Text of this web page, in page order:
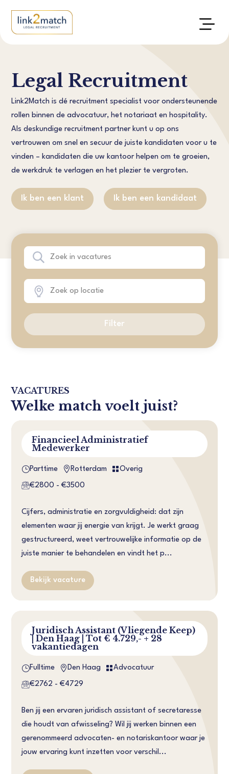
Legal Recruitment
Link2Match is dé recruitment specialist voor ondersteunende
rollen binnen de advocatuur, het notariaat en hospitality.
Als deskundige recruitment partner kunt u op ons
vertrouwen om snel en secuur de juiste kandidaten voor u te
vinden – kandidaten die uw kantoor helpen om te groeien,
de werkdruk te verlagen en het plezier te vergroten.
Ik ben een klant Ik ben een kandidaat
Filter
VACATURES
Welke match voelt juist?
Financieel Administratief
Medewerker
}Parttime  Rotterdam Overig
€2800 - €3500
Cijfers, administratie en zorgvuldigheid: dat zijn
elementen waar jij energie van krijgt. Je werkt graag
gestructureerd, weet vertrouwelijke informatie op de
juiste manier te behandelen en vindt het p...
Bekijk vacature
Juridisch Assistant (Vliegende Keep)
| Den Haag | Tot € 4.729,- + 28
vakantiedagen
}Fulltime Den Haag Advocatuur
€2762 - €4729
Ben jij een ervaren juridisch assistant of secretaresse
die houdt van afwisseling? Wil jij werken binnen een
gerenommeerd advocaten- en notariskantoor waar je
jouw ervaring kunt inzetten voor verschil...